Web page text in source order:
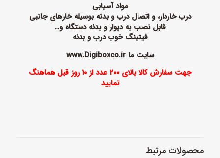
مواد آسیابی
درب خاردار، و اتصال درب و بدنه بوسیله خارهای جانبی
قابل نصب به دیوار و بدنه دستگاه و…
فیتینگ خوب درب و بدنه
سایت ما www.Digiboxco.ir
جهت سفارش کالا بالای ۲۰۰ عدد از ۱۰ روز قبل هماهنگ
نمایید
محصولات مرتبط